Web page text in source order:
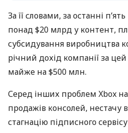
За її словами, за останні
понад $20 млрд у контент,
субсидування виробництва
річний дохід компанії за
майже на $500 млн.
Серед інших проблем Xbox
продажів консолей, нестачу
стагнацію підписного